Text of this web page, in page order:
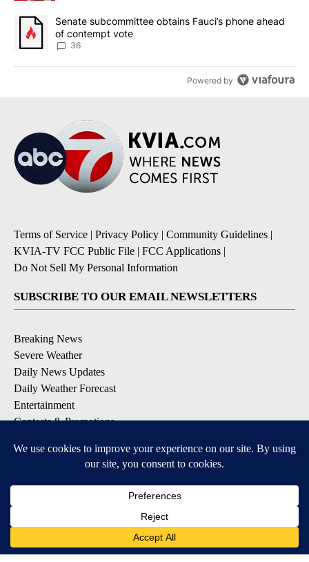
A trending article titled "Senate subcommittee obtains Fauci’s
Senate subcommittee obtains Fauci’s phone ahead
of contempt vote
36
Powered by
Terms of Service | Privacy Policy | Community Guidelines |
KVIA-TV FCC Public File | FCC Applications |
Do Not Sell My Personal Information
SUBSCRIBE TO OUR EMAIL NEWSLETTERS
Breaking News
Severe Weather
Daily News Updates
Daily Weather Forecast
Entertainment
Contests & Promotions
DOWNLOAD OUR APPS
Available for iOS and Android